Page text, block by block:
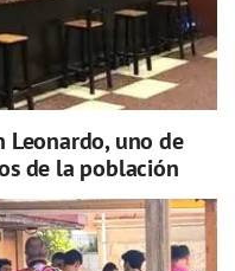
Leonardo, uno de
de la población